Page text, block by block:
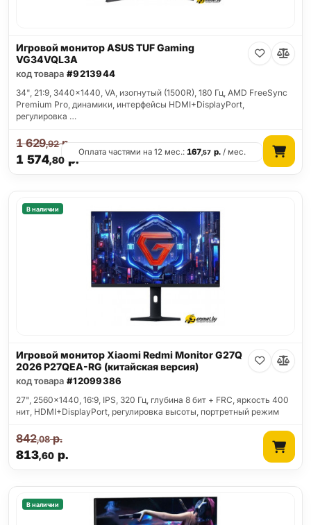
Игровой монитор ASUS TUF Gaming
VG34VQL3A
код товара #9213944
34", 21:9, 3440x1440, VA, изогнутый (1500R), 180 Гц, AMD FreeSync
Premium Pro, динамики, интерфейсы HDMI+DisplayPort,
регулировка …
1 574,80 р.
1 629,92р.
Оплата частями на 12 мес.:167,57 р./ мес.
В наличии
Игровой монитор Xiaomi Redmi Monitor G27Q
2026 P27QEA-RG (китайская версия)
код товара #12099386
27", 2560x1440, 16:9, IPS, 320 Гц, глубина 8 бит + FRC, яркость 400
нит, HDMI+DisplayPort, регулировка высоты, портретный режим
813,60р.
842,08р.
В наличии